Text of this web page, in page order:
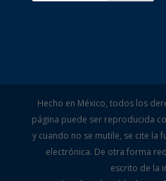
Hecho en México, todos los
página puede ser reproducida
y cuando no se mutile, se cite la
electrónica. De otra forma
escrito de la